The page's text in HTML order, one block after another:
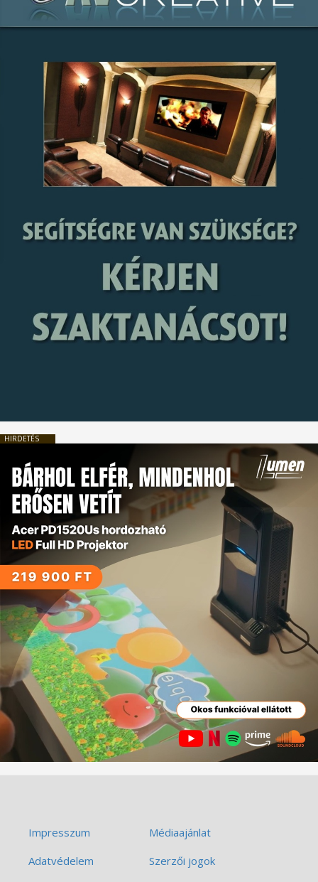
HIRDETÉS
Impresszum
Médiaajánlat
Adatvédelem
Szerzői jogok